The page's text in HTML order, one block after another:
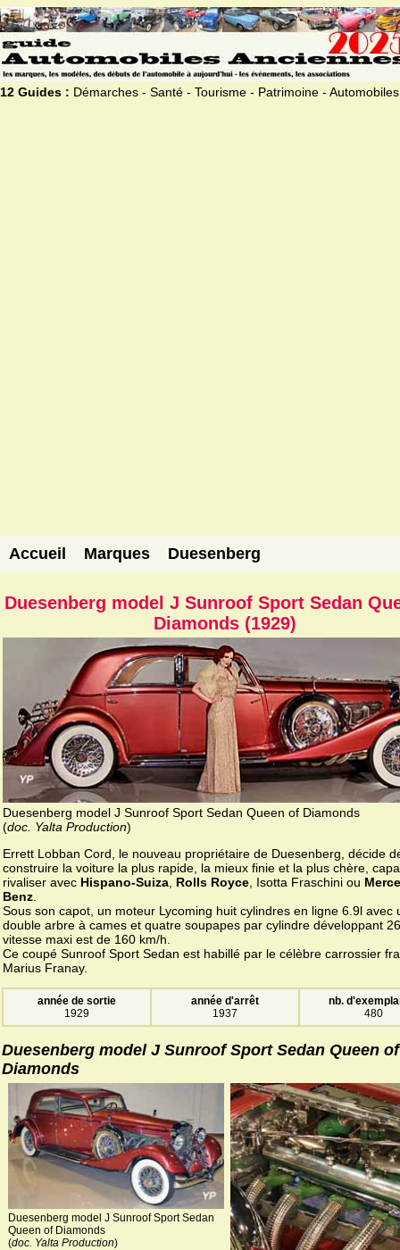
12 Guides : Démarches - Santé - Tourisme - Patrimoine - Automobiles
Accueil Marques Duesenberg
Duesenberg model J Sunroof Sport Sedan
Diamonds (1929)
Duesenberg model J Sunroof Sport Sedan Queen of Diamonds
(doc. Yalta Production)
Errett Lobban Cord, le nouveau propriétaire de Duesenberg, décide
construire la voiture la plus rapide, la mieux finie et la plus chère,
rivaliser avec Hispano-Suiza Rolls Royce , Isotta Fraschini ou
Benz
Sous son capot, un moteur Lycoming huit cylindres en ligne 6.9l avec
double arbre à cames et quatre soupapes par cylindre développant
vitesse maxi est de 160 km/h.
Ce coupé Sunroof Sport Sedan est habillé par le célèbre carrossier
Marius Franay.
année de sortie
1929
année d'arrêt
1937
nb.
480
Duesenberg model J Sunroof Sport Sedan Queen of
Diamonds
Duesenberg model J Sunroof Sport Sedan
Queen of Diamonds
(doc. Yalta Production)